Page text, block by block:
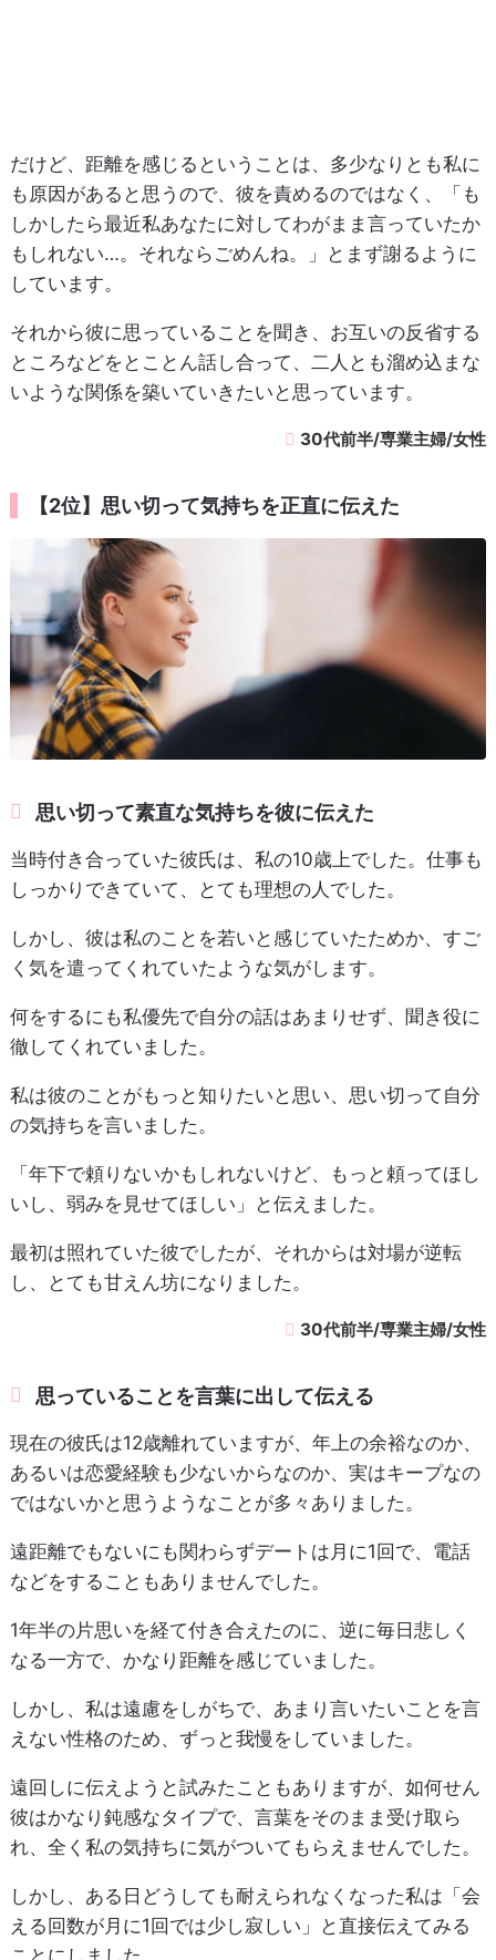
だけど、距離を感じるということは、多少なりとも私に
も原因があると思うので、彼を責めるのではなく、「も
しかしたら最近私あなたに対してわがまま言っていたか
もしれない…。それならごめんね。」とまず謝るように
しています。
それから彼に思っていることを聞き、お互いの反省する
ところなどをとことん話し合って、二人とも溜め込まな
いような関係を築いていきたいと思っています。
30代前半/専業主婦/女性
【2位】思い切って気持ちを正直に伝えた
思い切って素直な気持ちを彼に伝えた
当時付き合っていた彼氏は、私の10歳上でした。仕事も
しっかりできていて、とても理想の人でした。
しかし、彼は私のことを若いと感じていたためか、すご
く気を遣ってくれていたような気がします。
何をするにも私優先で自分の話はあまりせず、聞き役に
徹してくれていました。
私は彼のことがもっと知りたいと思い、思い切って自分
の気持ちを言いました。
「年下で頼りないかもしれないけど、もっと頼ってほし
いし、弱みを見せてほしい」と伝えました。
最初は照れていた彼でしたが、それからは対場が逆転
し、とても甘えん坊になりました。
30代前半/専業主婦/女性
思っていることを言葉に出して伝える
現在の彼氏は12歳離れていますが、年上の余裕なのか、
あるいは恋愛経験も少ないからなのか、実はキープなの
ではないかと思うようなことが多々ありました。
遠距離でもないにも関わらずデートは月に1回で、電話
などをすることもありませんでした。
1年半の片思いを経て付き合えたのに、逆に毎日悲しく
なる一方で、かなり距離を感じていました。
しかし、私は遠慮をしがちで、あまり言いたいことを言
えない性格のため、ずっと我慢をしていました。
遠回しに伝えようと試みたこともありますが、如何せん
彼はかなり鈍感なタイプで、言葉をそのまま受け取ら
れ、全く私の気持ちに気がついてもらえませんでした。
しかし、ある日どうしても耐えられなくなった私は「会
える回数が月に1回では少し寂しい」と直接伝えてみる
ことにしました。